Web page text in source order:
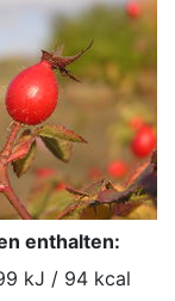
enthalten:
kJ / 94 kcal